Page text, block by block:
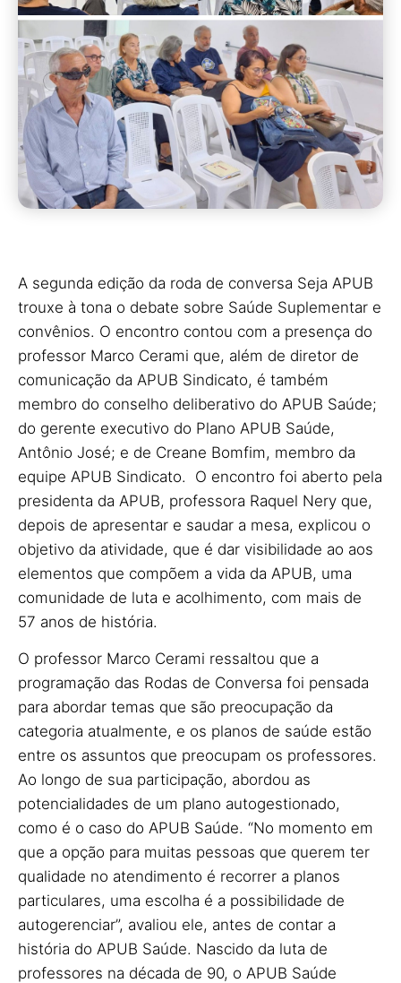
A segunda edição da roda de conversa Seja APUB
trouxe à tona o debate sobre Saúde Suplementar e
convênios. O encontro contou com a presença do
professor Marco Cerami que, além de diretor de
comunicação da APUB Sindicato, é também
membro do conselho deliberativo do APUB Saúde;
do gerente executivo do Plano APUB Saúde,
Antônio José; e de Creane Bomfim, membro da
equipe APUB Sindicato. O encontro foi aberto pela
presidenta da APUB, professora Raquel Nery que,
depois de apresentar e saudar a mesa, explicou o
objetivo da atividade, que é dar visibilidade ao aos
elementos que compõem a vida da APUB, uma
comunidade de luta e acolhimento, com mais de
57 anos de história.
O professor Marco Cerami ressaltou que a
programação das Rodas de Conversa foi pensada
para abordar temas que são preocupação da
categoria atualmente, e os planos de saúde estão
entre os assuntos que preocupam os professores.
Ao longo de sua participação, abordou as
potencialidades de um plano autogestionado,
como é o caso do APUB Saúde. “No momento em
que a opção para muitas pessoas que querem ter
qualidade no atendimento é recorrer a planos
particulares, uma escolha é a possibilidade de
autogerenciar”, avaliou ele, antes de contar a
história do APUB Saúde. Nascido da luta de
professores na década de 90, o APUB Saúde